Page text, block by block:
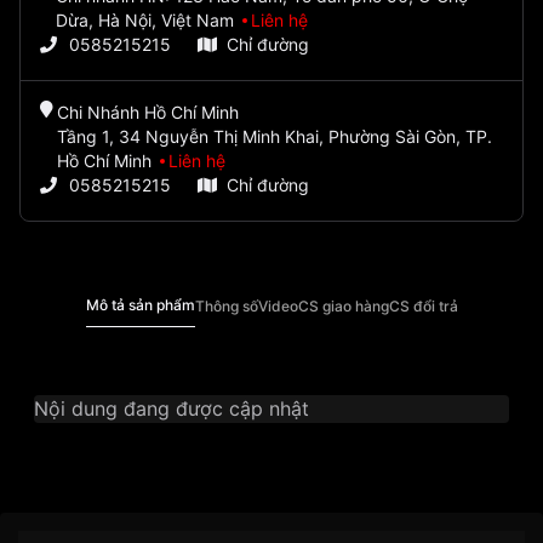
Dừa, Hà Nội, Việt Nam
Liên hệ
0585215215
Chỉ đường
Chi Nhánh Hồ Chí Minh
Tầng 1, 34 Nguyễn Thị Minh Khai, Phường Sài Gòn, TP.
Hồ Chí Minh
Liên hệ
0585215215
Chỉ đường
Mô tả sản phẩmThông sốVideoCS giao hàngCS đổi trả
Nội dung đang được cập nhật